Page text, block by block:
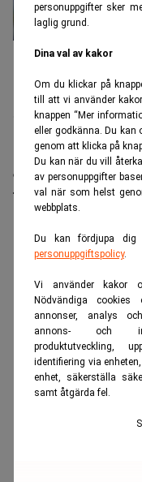
personuppgifter sker
laglig grund.
Dina val av kakor
Om du klickar på
till att vi använder
knappen “Mer
eller godkänna. Du kan
genom att klicka på
Du kan när du vill
av personuppgifter
val när som helst
webbplats.
Du kan fördjupa
personuppgiftspolicy.
Vi använder kakor
Nödvändiga cookies
annonser, analys
annons- och
produktutveckling,
identifiering via
enhet, säkerställa
samt åtgärda fel.
David Ricks är vd på Eli
Johannes
Stenlund
Experimentella
ett uppsving på
förvärv.